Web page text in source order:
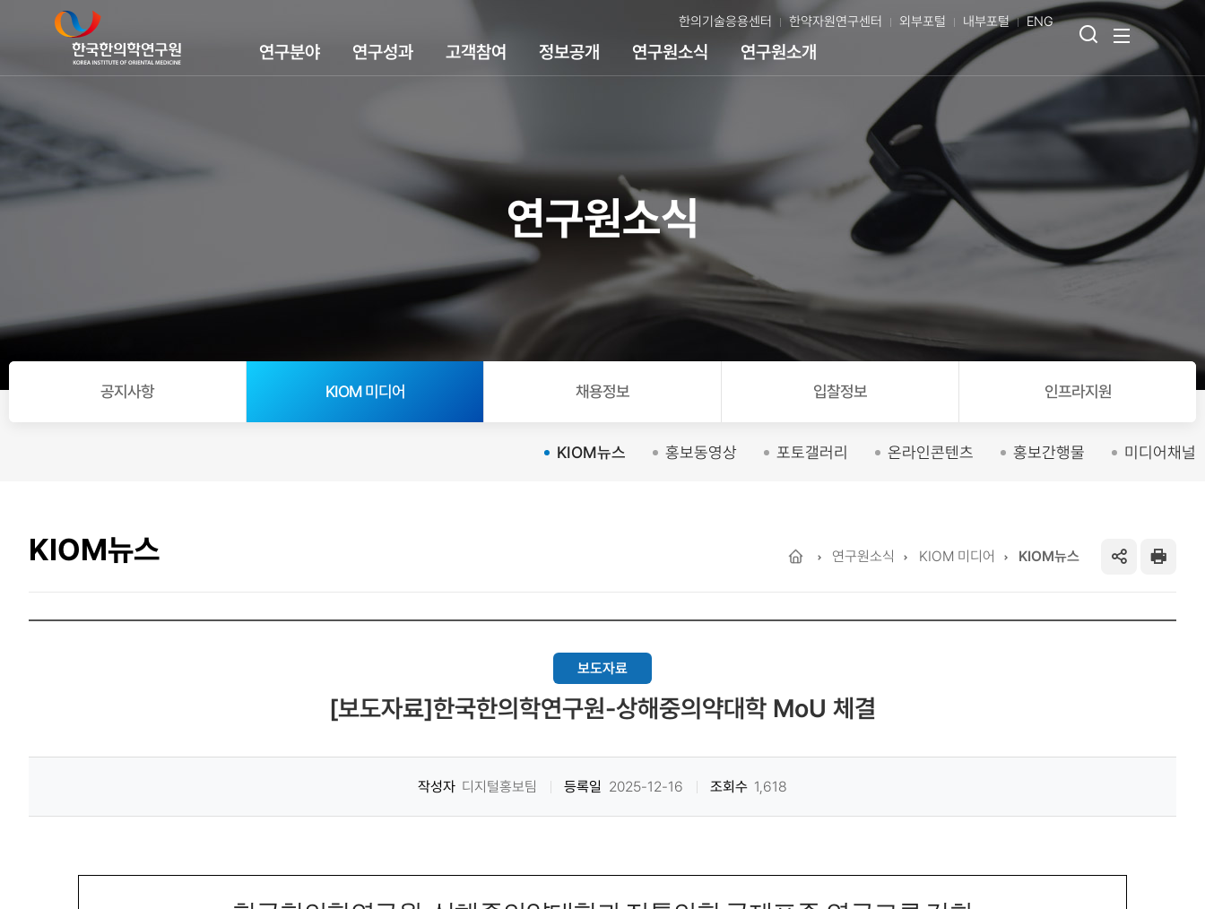
연구분야 연구성과 고객참여 정보공개 연구원소식 연구원소개
한의기술응용센터 한약자원연구센터 외부포털 내부포털 ENG
열
전
체
메
보
연구원소식
공지사항 KIOM 미디어
KIOM뉴스 홍보동영상 포토갤러리 온라인콘텐츠 홍보간행물 미디어채널
채용정보 입찰정보 인프라지원
KIOM뉴스 Home연구원소식 KIOM 미디어 KIOM뉴스
공 린
보도자료
[보도자료]한국한의학연구원-상해중의약대학 MoU 체결
작성자 디지털홍보팀 등록일 2025-12-16 조회수 1,618